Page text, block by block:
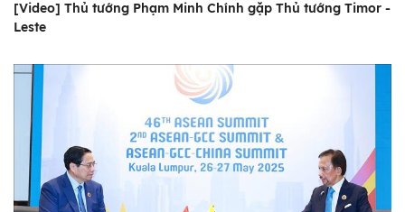
[Video] Thủ tướng Phạm Minh Chính gặp Thủ tướng Timor -
Leste